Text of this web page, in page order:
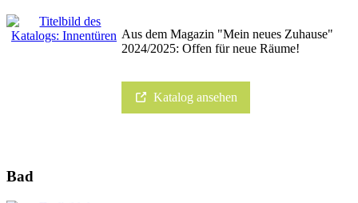
Aus dem Magazin "Mein neues Zuhause"
2024/2025: Offen für neue Räume!
Katalog ansehen
Bad